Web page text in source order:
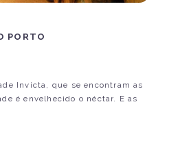
PORTO
Invicta, que se encontram as
é envelhecido o néctar. E as